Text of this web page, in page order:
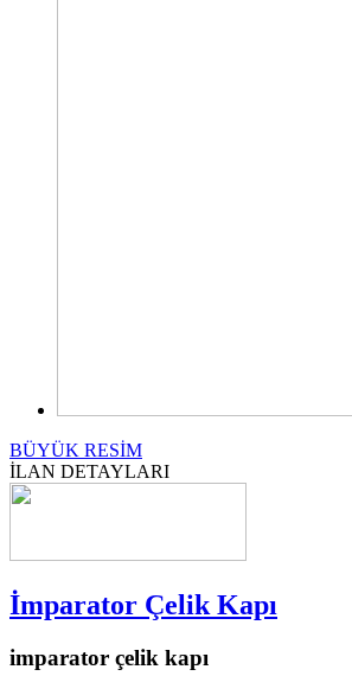
BÜYÜK RESİM
İLAN DETAYLARI
İmparator Çelik Kapı
imparator çelik kapı